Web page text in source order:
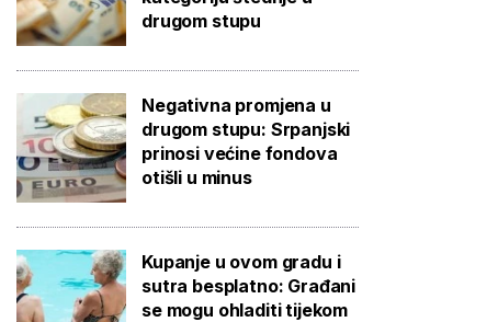
drugom stupu
Negativna promjena u
drugom stupu: Srpanjski
prinosi većine fondova
otišli u minus
Kupanje u ovom gradu i
sutra besplatno: Građani
se mogu ohladiti tijekom